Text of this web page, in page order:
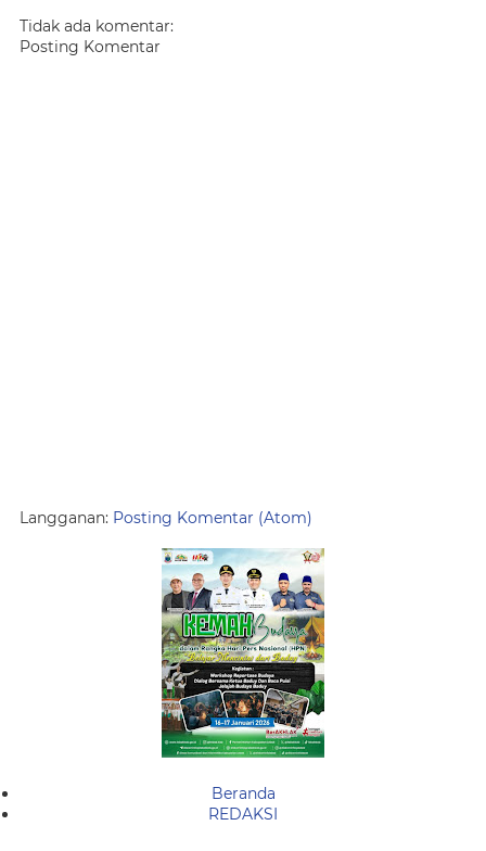
Tidak ada komentar:
Posting Komentar
Langganan: Posting Komentar (Atom)
Beranda
REDAKSI